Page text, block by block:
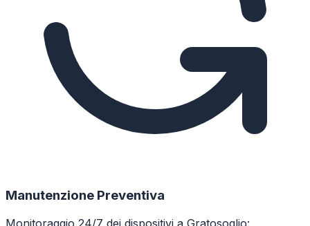
Manutenzione Preventiva
Monitoraggio 24/7 dei dispositivi a Gratosoglio: